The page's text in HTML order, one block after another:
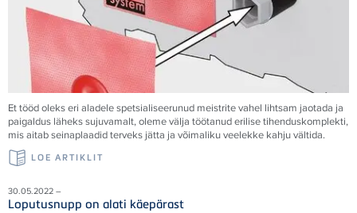
Et tööd oleks eri aladele spetsialiseerunud meistrite vahel lihtsam jaotada ja
paigaldus läheks sujuvamalt, oleme välja töötanud erilise tihenduskomplekti,
mis aitab seinaplaadid terveks jätta ja võimaliku veelekke kahju vältida.
LOE ARTIKLIT
30.05.2022 –
Loputusnupp on alati käepärast